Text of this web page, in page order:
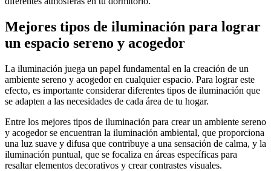
Mejores tipos de iluminación para lograr
un espacio sereno y acogedor
La iluminación juega un papel fundamental en la creación de un
ambiente sereno y acogedor en cualquier espacio. Para lograr este
efecto, es importante considerar diferentes tipos de iluminación que
se adapten a las necesidades de cada área de tu hogar.
Entre los mejores tipos de iluminación para crear un ambiente sereno
y acogedor se encuentran la iluminación ambiental, que proporciona
una luz suave y difusa que contribuye a una sensación de calma, y la
iluminación puntual, que se focaliza en áreas específicas para
resaltar elementos decorativos y crear contrastes visuales.